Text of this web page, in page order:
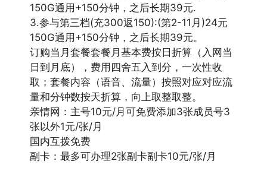
150G通用+150分钟，之后长期39元.
3.参与第三档(充300返150):(第2-11月)24元
150G通用+150分钟，之后长期39元。
订购当月套餐套餐月基本费按日折算（入网当
日到月底），费用四舍五入到分，一次性收
取；套餐内容（语音、流量）按照对应对应流
量和分钟数按天折算，向上取整取整。
亲情网：主号10元/月可免费添加3张成员号3
张以外1元/张/月
国内互拨免费
副卡：最多可办理2张副卡副卡10元/张/月